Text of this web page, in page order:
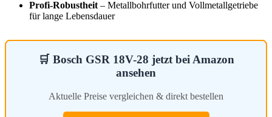
Profi-Robustheit – Metallbohrfutter und Vollmetallgetriebe
für lange Lebensdauer
🛒 Bosch GSR 18V-28 jetzt bei Amazon
ansehen
Aktuelle Preise vergleichen & direkt bestellen